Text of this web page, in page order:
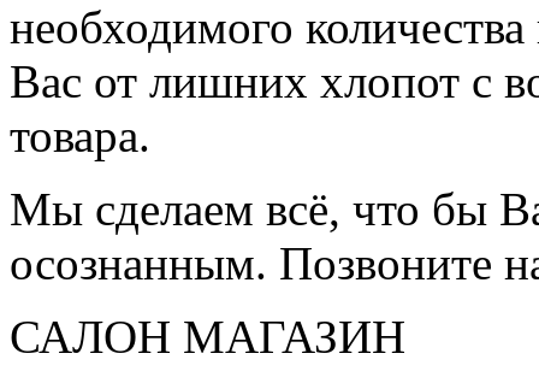
необходимого
Вас от лишних хлопот с
товара.
Мы сделаем всё, что бы
осознанным. Позвоните
САЛОН МАГАЗИН